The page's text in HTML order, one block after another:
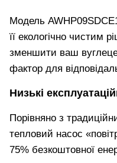
Модель
її екологічно чистим
зменшити ваш
фактор для
Низькі
Порівняно з
тепловий насос
75% безкоштовної